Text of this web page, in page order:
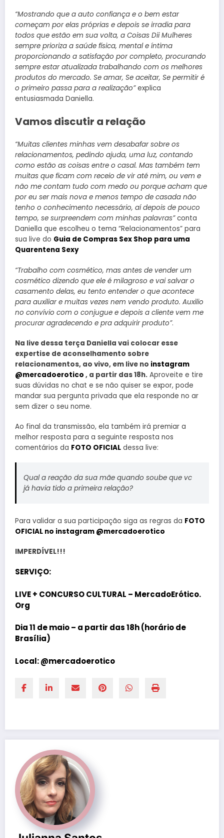
“Mostrando que a auto confiança e o bem estar
começam por elas próprias e depois se irradia para
todos que estão em sua volta, a Coisas Dii Mulheres
sempre prioriza a saúde física, mental e íntima
proporcionando a satisfação por completo, procurando
sempre estar atualizada trabalhando com os melhores
produtos do mercado. Se amar, Se aceitar, Se permitir é
o primeiro passa para a realização”explica
entusiasmada Daniella.
Vamos discutir a relação
“Muitas clientes minhas vem desabafar sobre os
relacionamentos, pedindo ajuda, uma luz, contando
como estão as coisas entre o casal. Mas também tem
muitas que ficam com receio de vir até mim, ou vem e
não me contam tudo com medo ou porque acham que
por eu ser mais nova e menos tempo de casada não
tenho o conhecimento necessário, aí depois de pouco
tempo, se surpreendem com minhas palavras”conta
Daniella que escolheu o tema “Relacionamentos” para
sua live do Guia de Compras Sex Shop para uma
Quarentena Sexy
“Trabalho com cosmético, mas antes de vender um
cosmético dizendo que ele é milagroso e vai salvar o
casamento delas, eu tento entender o que acontece
para auxiliar e muitas vezes nem vendo produto. Auxilio
no convívio com o conjugue e depois a cliente vem me
procurar agradecendo e pra adquirir produto”.
Na live dessa terça Daniella vai colocar esse
expertise de aconselhamento sobre
relacionamentos, ao vivo, em live no instagram
@mercadoerotico , a partir das 18h. Aproveite e tire
suas dúvidas no chat e se não quiser se expor, pode
mandar sua pergunta privada que ela responde no ar
sem dizer o seu nome.
Ao final da transmissão, ela também irá premiar a
melhor resposta para a seguinte resposta nos
comentários da FOTO OFICIAL dessa live:
Qual a reação da sua mãe quando soube que vc
já havia tido a primeira relação?
Para validar a sua participação siga as regras da FOTO
OFICIAL no instagram @mercadoerotico
IMPERDÍVEL!!!
SERVIÇO:
LIVE + CONCURSO CULTURAL – MercadoErótico.
Org
Dia 11 de maio – a partir das 18h (horário de
Brasília)
Local:@mercadoerotico